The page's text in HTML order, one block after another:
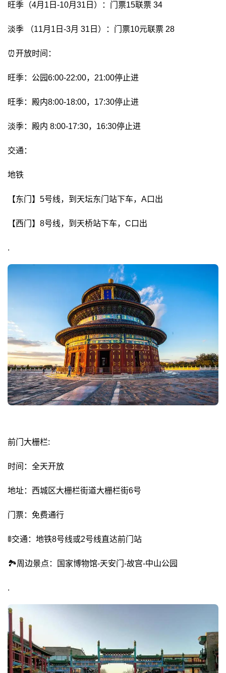
旺季（4月1日-10月31日）：门票15联票 34
淡季 （11月1日-3月 31日）：门票10元联票 28
⏰开放时间：
旺季：公园6:00-22:00，21:00停止进
旺季：殿内8:00-18:00，17:30停止进
淡季：殿内 8:00-17:30，16:30停止进
交通：
地铁
【东门】5号线，到天坛东门站下车，A口出
【西门】8号线，到天桥站下车，C口出
.
前门大栅栏:
时间：全天开放
地址：西城区大栅栏街道大栅栏街6号
门票：免费通行
🚦交通：地铁8号线或2号线直达前门站
🏞周边景点：国家博物馆-天安门-故宫-中山公园
.